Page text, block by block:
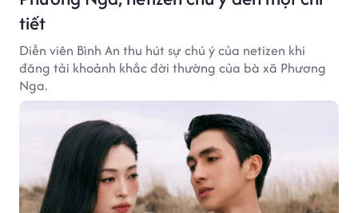
tiết
Diễn viên Bình An thu hút sự chú ý của netizen khi
đăng tải khoảnh khắc đời thường của bà xã Phương
Nga.